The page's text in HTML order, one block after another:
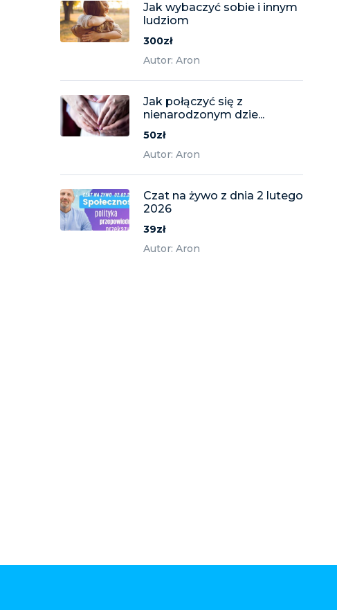
Jak wybaczyć sobie i innym
ludziom
300zł
Autor: Aron
Jak połączyć się z
nienarodzonym dzie...
50zł
Autor: Aron
Czat na żywo z dnia 2 lutego
2026
39zł
Autor: Aron